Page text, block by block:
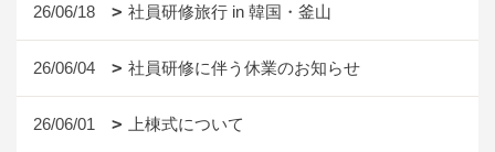
26/06/18 社員研修旅行 in 韓国・釜山
26/06/04 社員研修に伴う休業のお知らせ
26/06/01 上棟式について